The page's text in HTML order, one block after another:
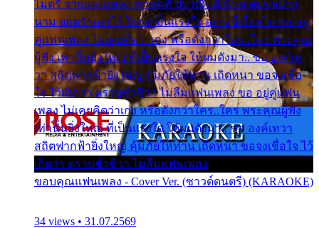
ไมตรี จากแฟนเพลง ทุกทุกที่ ปราณีหลั่งไหล ผมขอฝาก
นาม ยอดรักเอาไว้ โปรดเป็นแรงใจ อย่างนี้เรื่อยไป ขอ อยู่
คู่แฟนเพลง ไม่เคยคิดว่าเก่ง หรือดังกว่าใคร..ใคร พระคุณ
ผู้ฟัง เท่านั้นยิ่งใหญ่ ที่เป็นแรงใจ ให้ผมดังมา.. ขอ องค์เท
วา สถิตฟากฟ้ายิ่งใหญ่ คุ้มภัยให้ท่าน เถิดหนา ขอจงเชื่อ
ใจ ไว้เถิดว่า ตราบชั่วชีวา ไม่ลืมแฟนเพลง ขอ อยู่คู่แฟน
เพลง ไม่เคยคิดว่าเก่ง หรือดังกว่าใคร..ใคร พระคุณผู้ฟัง
เท่านั้นยิ่งใหญ่ ที่เป็นแรงใจ ให้ผมดังมา.. ขอ องค์เทวา
สถิตฟากฟ้ายิ่งใหญ่ คุ้มภัยให้ท่าน เถิดหนา ขอจงเชื่อใจ ไว้
เถิดว่า ตราบชั่วชีวา ไม่ลืมแฟนเพลง
ขอบคุณแฟนเพลง - Cover Ver. (ซาวด์ดนตรี) (KARAOKE)
34 views • 31.07.2569